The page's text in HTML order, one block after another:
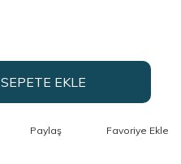
SEPETE EKLE
Paylaş